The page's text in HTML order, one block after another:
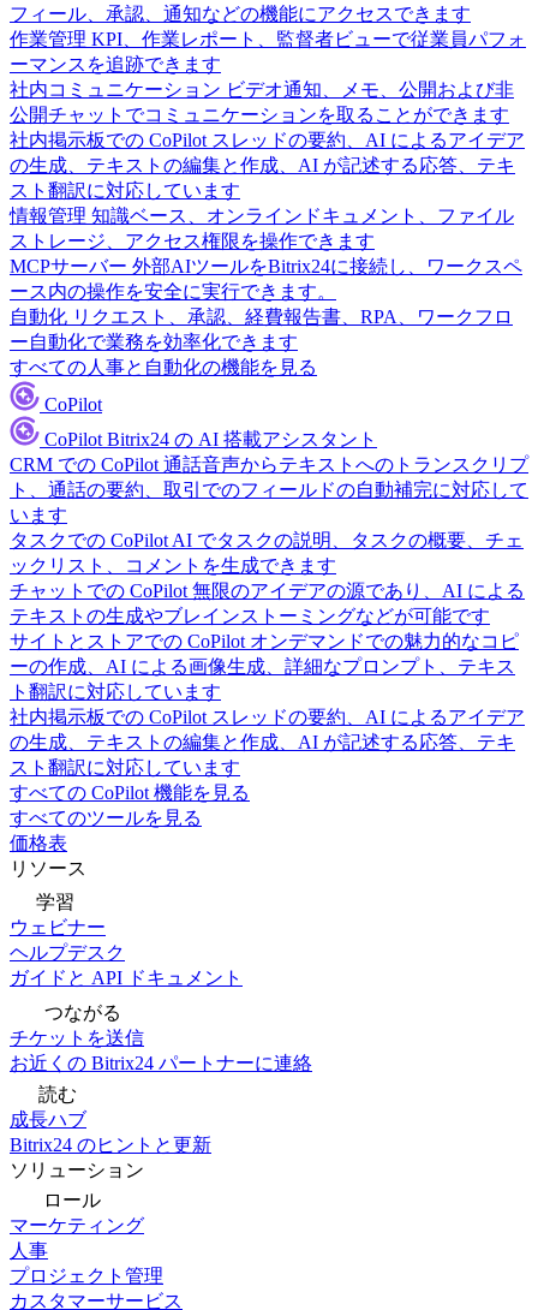
フィール、承認、通知などの機能にアクセスできます
作業管理 KPI、作業レポート、監督者ビューで従業員パフォ
ーマンスを追跡できます
社内コミュニケーション ビデオ通知、メモ、公開および非
公開チャットでコミュニケーションを取ることができます
社内掲示板での CoPilot スレッドの要約、AI によるアイデア
の生成、テキストの編集と作成、AI が記述する応答、テキ
スト翻訳に対応しています
情報管理 知識ベース、オンラインドキュメント、ファイル
ストレージ、アクセス権限を操作できます
MCPサーバー 外部AIツールをBitrix24に接続し、ワークスペ
ース内の操作を安全に実行できます。
自動化 リクエスト、承認、経費報告書、RPA、ワークフロ
ー自動化で業務を効率化できます
すべての人事と自動化の機能を見る
CoPilot
CoPilot Bitrix24 の AI 搭載アシスタント
CRM での CoPilot 通話音声からテキストへのトランスクリプ
ト、通話の要約、取引でのフィールドの自動補完に対応して
います
タスクでの CoPilot AI でタスクの説明、タスクの概要、チェ
ックリスト、コメントを生成できます
チャットでの CoPilot 無限のアイデアの源であり、AI による
テキストの生成やブレインストーミングなどが可能です
サイトとストアでの CoPilot オンデマンドでの魅力的なコピ
ーの作成、AI による画像生成、詳細なプロンプト、テキス
ト翻訳に対応しています
社内掲示板での CoPilot スレッドの要約、AI によるアイデア
の生成、テキストの編集と作成、AI が記述する応答、テキ
スト翻訳に対応しています
すべての CoPilot 機能を見る
すべてのツールを見る
価格表
リソース
学習
ウェビナー
ヘルプデスク
ガイドと API ドキュメント
つながる
チケットを送信
お近くの Bitrix24 パートナーに連絡
読む
成長ハブ
Bitrix24 のヒントと更新
ソリューション
ロール
マーケティング
人事
プロジェクト管理
カスタマーサービス